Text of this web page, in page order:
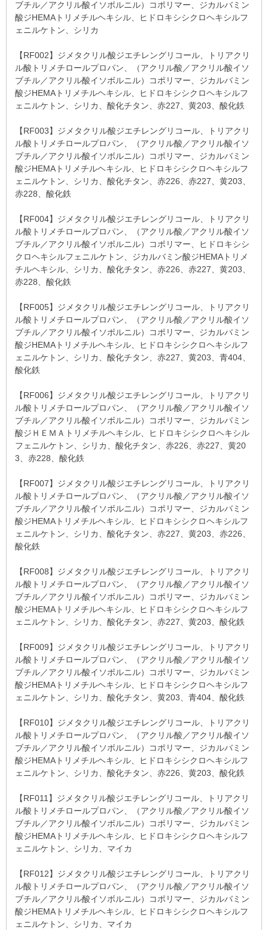
ブチル／アクリル酸イソボルニル）コポリマー、ジカルバミン
酸ジHEMAトリメチルヘキシル、ヒドロキシシクロヘキシルフ
ェニルケトン、シリカ
【RF002】ジメタクリル酸ジエチレングリコール、トリアクリ
ル酸トリメチロールプロパン、（アクリル酸／アクリル酸イソ
ブチル／アクリル酸イソボルニル）コポリマー、ジカルバミン
酸ジHEMAトリメチルヘキシル、ヒドロキシシクロヘキシルフ
ェニルケトン、シリカ、酸化チタン、赤227、黄203、酸化鉄
【RF003】ジメタクリル酸ジエチレングリコール、トリアクリ
ル酸トリメチロールプロパン、（アクリル酸／アクリル酸イソ
ブチル／アクリル酸イソボルニル）コポリマー、ジカルバミン
酸ジHEMAトリメチルヘキシル、ヒドロキシシクロヘキシルフ
ェニルケトン、シリカ、酸化チタン、赤226、赤227、黄203、
赤228、酸化鉄
【RF004】ジメタクリル酸ジエチレングリコール、トリアクリ
ル酸トリメチロールプロパン、（アクリル酸／アクリル酸イソ
ブチル／アクリル酸イソボルニル）コポリマー、ヒドロキシシ
クロヘキシルフェニルケトン、ジカルバミン酸ジHEMAトリメ
チルヘキシル、シリカ、酸化チタン、赤226、赤227、黄203、
赤228、酸化鉄
【RF005】ジメタクリル酸ジエチレングリコール、トリアクリ
ル酸トリメチロールプロパン、（アクリル酸／アクリル酸イソ
ブチル／アクリル酸イソボルニル）コポリマー、ジカルバミン
酸ジHEMAトリメチルヘキシル、ヒドロキシシクロヘキシルフ
ェニルケトン、シリカ、酸化チタン、赤227、黄203、青404、
酸化鉄
【RF006】ジメタクリル酸ジエチレングリコール、トリアクリ
ル酸トリメチロールプロパン、（アクリル酸／アクリル酸イソ
ブチル／アクリル酸イソボルニル）コポリマー、ジカルバミン
酸ジＨＥＭＡトリメチルヘキシル、ヒドロキシシクロヘキシル
フェニルケトン、シリカ、酸化チタン、赤226、赤227、黄20
3、赤228、酸化鉄
【RF007】ジメタクリル酸ジエチレングリコール、トリアクリ
ル酸トリメチロールプロパン、（アクリル酸／アクリル酸イソ
ブチル／アクリル酸イソボルニル）コポリマー、ジカルバミン
酸ジHEMAトリメチルヘキシル、ヒドロキシシクロヘキシルフ
ェニルケトン、シリカ、酸化チタン、赤227、黄203、赤226、
酸化鉄
【RF008】ジメタクリル酸ジエチレングリコール、トリアクリ
ル酸トリメチロールプロパン、（アクリル酸／アクリル酸イソ
ブチル／アクリル酸イソボルニル）コポリマー、ジカルバミン
酸ジHEMAトリメチルヘキシル、ヒドロキシシクロヘキシルフ
ェニルケトン、シリカ、酸化チタン、赤227、黄203、酸化鉄
【RF009】ジメタクリル酸ジエチレングリコール、トリアクリ
ル酸トリメチロールプロパン、（アクリル酸／アクリル酸イソ
ブチル／アクリル酸イソボルニル）コポリマー、ジカルバミン
酸ジHEMAトリメチルヘキシル、ヒドロキシシクロヘキシルフ
ェニルケトン、シリカ、酸化チタン、黄203、青404、酸化鉄
【RF010】ジメタクリル酸ジエチレングリコール、トリアクリ
ル酸トリメチロールプロパン、（アクリル酸／アクリル酸イソ
ブチル／アクリル酸イソボルニル）コポリマー、ジカルバミン
酸ジHEMAトリメチルヘキシル、ヒドロキシシクロヘキシルフ
ェニルケトン、シリカ、酸化チタン、赤226、黄203、酸化鉄
【RF011】ジメタクリル酸ジエチレングリコール、トリアクリ
ル酸トリメチロールプロパン、（アクリル酸／アクリル酸イソ
ブチル／アクリル酸イソボルニル）コポリマー、ジカルバミン
酸ジHEMAトリメチルヘキシル、ヒドロキシシクロヘキシルフ
ェニルケトン、シリカ、マイカ
【RF012】ジメタクリル酸ジエチレングリコール、トリアクリ
ル酸トリメチロールプロパン、（アクリル酸／アクリル酸イソ
ブチル／アクリル酸イソボルニル）コポリマー、ジカルバミン
酸ジHEMAトリメチルヘキシル、ヒドロキシシクロヘキシルフ
ェニルケトン、シリカ、マイカ